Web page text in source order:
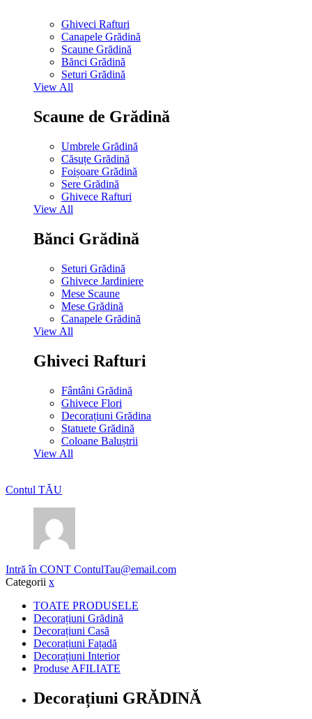
Ghiveci Rafturi
Canapele Grădină
Scaune Grădină
Bănci Grădină
Seturi Grădină
View All
Scaune de Grădină
Umbrele Grădină
Căsuțe Grădină
Foișoare Grădină
Sere Grădină
Ghivece Rafturi
View All
Bănci Grădină
Seturi Grădină
Ghivece Jardiniere
Mese Scaune
Mese Grădină
Canapele Grădină
View All
Ghiveci Rafturi
Fântâni Grădină
Ghivece Flori
Decorațiuni Grădina
Statuete Grădină
Coloane Baluștrii
View All
Contul TĂU
Intră în CONT ContulTau@email.com
Categorii x
TOATE PRODUSELE
Decorațiuni Grădină
Decorațiuni Casă
Decorațiuni Fațadă
Decorațiuni Interior
Produse AFILIATE
Decorațiuni GRĂDINĂ